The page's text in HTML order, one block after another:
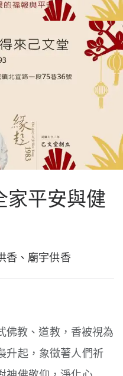
家平安與健
香、廟宇供香
佛教、道教，香被視為
升起，象徵著人們祈